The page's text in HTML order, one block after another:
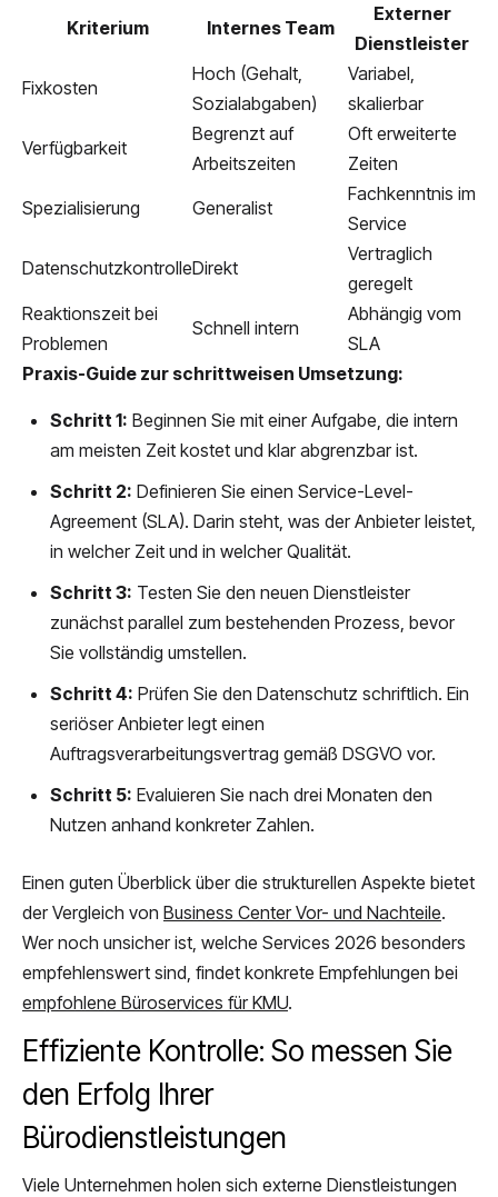
Kriterium Internes Team
Externer
Dienstleister
Fixkosten
Hoch (Gehalt,
Sozialabgaben)
Variabel,
skalierbar
Verfügbarkeit
Begrenzt auf
Arbeitszeiten
Oft erweiterte
Zeiten
Spezialisierung
Generalist
Fachkenntnis im
Service
DatenschutzkontrolleDirekt
Vertraglich
geregelt
Reaktionszeit bei
Problemen
Schnell intern
Abhängig vom
SLA
Praxis-Guide zur schrittweisen Umsetzung:
Schritt 1: Beginnen Sie mit einer Aufgabe, die intern
am meisten Zeit kostet und klar abgrenzbar ist.
Schritt 2: Definieren Sie einen Service-Level-
Agreement (SLA). Darin steht, was der Anbieter leistet,
in welcher Zeit und in welcher Qualität.
Schritt 3: Testen Sie den neuen Dienstleister
zunächst parallel zum bestehenden Prozess, bevor
Sie vollständig umstellen.
Schritt 4: Prüfen Sie den Datenschutz schriftlich. Ein
seriöser Anbieter legt einen
Auftragsverarbeitungsvertrag gemäß DSGVO vor.
Schritt 5: Evaluieren Sie nach drei Monaten den
Nutzen anhand konkreter Zahlen.
Einen guten Überblick über die strukturellen Aspekte bietet
der Vergleich von Business Center Vor- und Nachteile.
Wer noch unsicher ist, welche Services 2026 besonders
empfehlenswert sind, findet konkrete Empfehlungen bei
empfohlene Büroservices für KMU.
Effiziente Kontrolle: So messen Sie
den Erfolg Ihrer
Bürodienstleistungen
Viele Unternehmen holen sich externe Dienstleistungen